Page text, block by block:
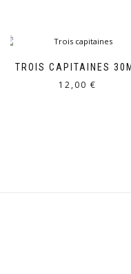
TROIS CAPITAINES
12,00 €